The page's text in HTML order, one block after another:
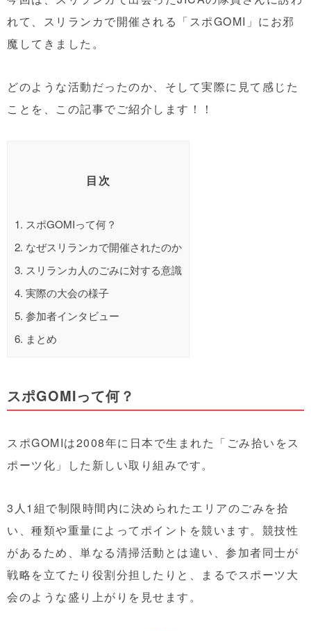
れて、スリランカで開催される「スポGOMI」にお邪
魔してきました。
どのような活動だったのか、そして実際に見て感じた
ことを、この記事でご紹介します！！
目次
1. スポGOMIって何？
2. なぜスリランカで開催されたのか
3. スリランカ人のごみに対する意識
4. 実際の大会の様子
5. 参加者インタビュー
6. まとめ
スポGOMIって何？
スポGOMIは2008年に日本で生まれた「ごみ拾いをス
ポーツ化」した新しい取り組みです。
3人1組で制限時間内に決められたエリアのごみを拾
い、種類や重量によってポイントを競います。競技性
があるため、単なる清掃活動とは違い、参加者同士が
戦略を立てたり役割分担したりと、まるでスポーツ大
会のような盛り上がりを見せます。